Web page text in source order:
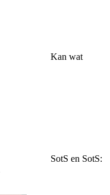
Kan wat
SotS en SotS: